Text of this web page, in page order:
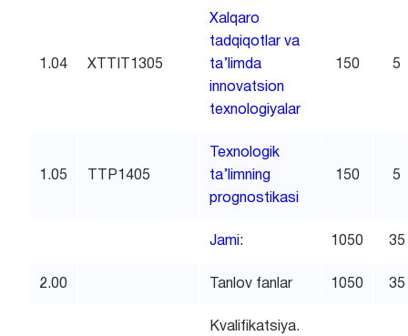
1.04 XTTIT1305
Xalqaro
tadqiqotlar va
ta’limda
innovatsion
texnologiyalar
150 5
1.05 TTP1405
Texnologik
ta’limning
prognostikasi
150 5
Jami: 1050 35
2.00 Tanlov fanlar 1050 35
Kvalifikatsiya.